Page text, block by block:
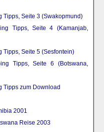
Tipps, Seite 3 (Swakopmund)
Tipps, Seite 4 (Kamanjab,
Tipps, Seite 5 (Sesfontein)
Tipps, Seite 6 (Botswana,
Tipps zum Download
2001
Reise 2003